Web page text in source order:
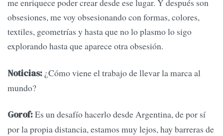
me enriquece poder crear desde ese lugar. Y después son
obsesiones, me voy obsesionando con formas, colores,
textiles, geometrías y hasta que no lo plasmo lo sigo
explorando hasta que aparece otra obsesión.
Noticias: ¿Cómo viene el trabajo de llevar la marca al
mundo?
Gorof:Es un desafío hacerlo desde Argentina, de por sí
por la propia distancia, estamos muy lejos, hay barreras de